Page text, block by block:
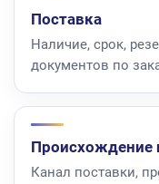
Поставка
Наличие, срок,
документов по
Происхождение
Канал поставки,